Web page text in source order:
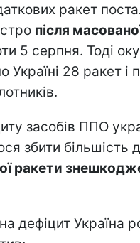
ракет
після
5 серпня. Тоді
Україні 28 ракет і
засобів ППО
збити більшість
ракети
дефіцит Україна